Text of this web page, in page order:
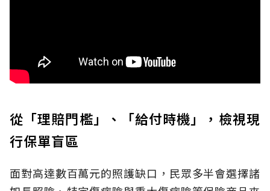
從「理賠門檻」、「給付時機」，檢視現
行保單盲區
面對高達數百萬元的照護缺口，民眾多半會選擇諸